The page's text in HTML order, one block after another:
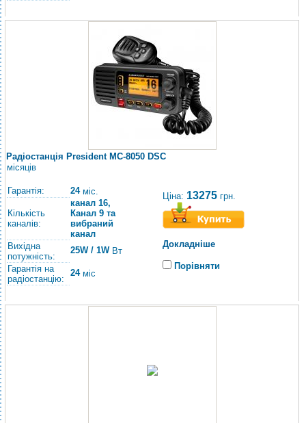
Радіостанція President MC-8050 DSC
місяців
Гарантія: 24міс.
Кількість
каналів:
канал 16,
Канал 9 та
вибраний
канал
Вихідна
потужність:
25W / 1W Вт
Гарантія на
радіостанцію:
24міс
Ціна: 13275 грн.
Докладніше
Порівняти